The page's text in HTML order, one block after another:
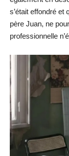
s’était effondré et
père Juan, ne
professionnelle